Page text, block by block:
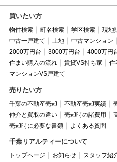
買いたい方
物件検索 町名検索 学区検索 現地
中古一戸建て
土地 中古マンション
2000万円台
3000万円台 4000万円
住まい購入の流れ
賃貸VS持ち家
住
マンションVS戸建て
売りたい方
千葉の不動産売却 不動産売却実績
仲介と買取の違い
売却時の諸費用
売却時に必要な書類
よくある質問
千葉リアルティーについて
トップページ お知らせ スタッフ紹